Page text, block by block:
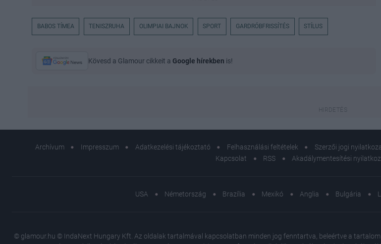
BABOS TÍMEA TENISZRUHA OLIMPIAI BAJNOK SPORT GARDRÓBFRISSÍTÉS STÍLUS
Kövesd a Glamour cikkeit a Google hírekben is!
Archívum Impresszum Adatkezelési tájékoztató Felhasználási feltételek Szerzői jogi
Kapcsolat
RSS Akadálymentesítési
USA Németország Brazília Mexikó Anglia Bulgária
© glamour.hu © IndaNext Hungary Kft. Az oldalak tartalmával kapcsolatban minden jog fenntartva, beleértve a